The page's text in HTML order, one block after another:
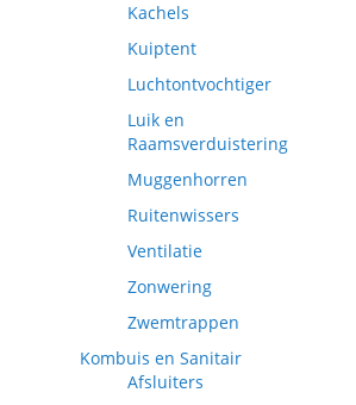
Kachels
Kuiptent
Luchtontvochtiger
Luik en
Raamsverduistering
Muggenhorren
Ruitenwissers
Ventilatie
Zonwering
Zwemtrappen
Kombuis en Sanitair
Afsluiters